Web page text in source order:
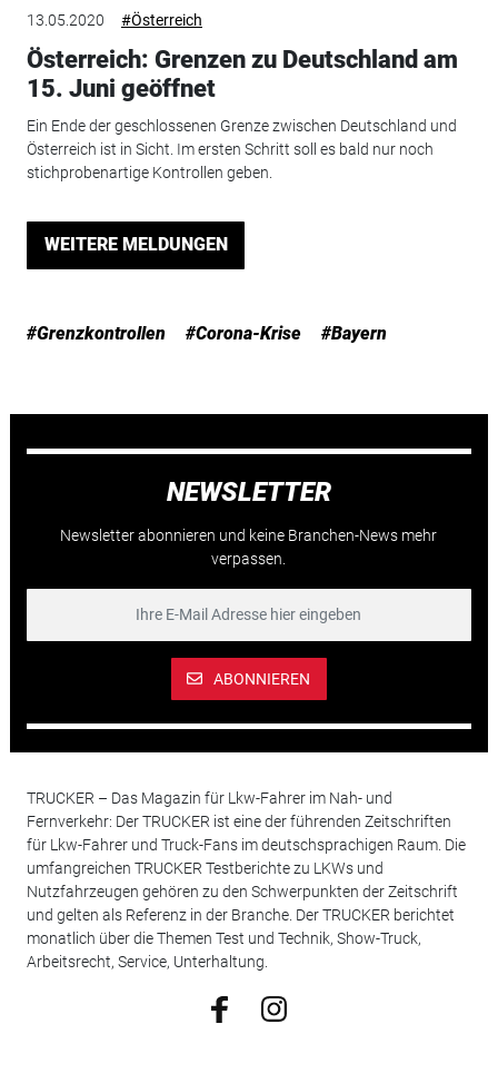
13.05.2020 #Österreich
Österreich: Grenzen zu Deutschland am
15. Juni geöffnet
Ein Ende der geschlossenen Grenze zwischen Deutschland und
Österreich ist in Sicht. Im ersten Schritt soll es bald nur noch
stichprobenartige Kontrollen geben.
WEITERE MELDUNGEN
#Grenzkontrollen #Corona-Krise #Bayern
NEWSLETTER
Newsletter abonnieren und keine Branchen-News mehr
verpassen.
ABONNIEREN
TRUCKER – Das Magazin für Lkw-Fahrer im Nah- und
Fernverkehr: Der TRUCKER ist eine der führenden Zeitschriften
für Lkw-Fahrer und Truck-Fans im deutschsprachigen Raum. Die
umfangreichen TRUCKER Testberichte zu LKWs und
Nutzfahrzeugen gehören zu den Schwerpunkten der Zeitschrift
und gelten als Referenz in der Branche. Der TRUCKER berichtet
monatlich über die Themen Test und Technik, Show-Truck,
Arbeitsrecht, Service, Unterhaltung.